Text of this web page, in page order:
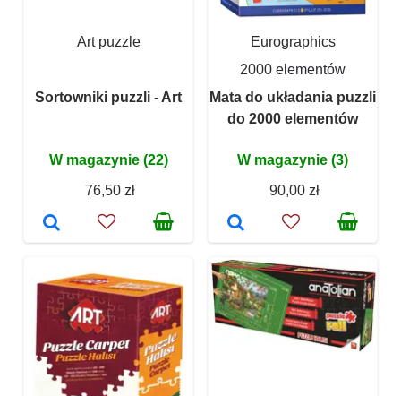
Art puzzle
Sortowniki puzzli - Art
W magazynie (22)
76,50 zł
Eurographics
2000 elementów
Mata do układania puzzli
do 2000 elementów
W magazynie (3)
90,00 zł